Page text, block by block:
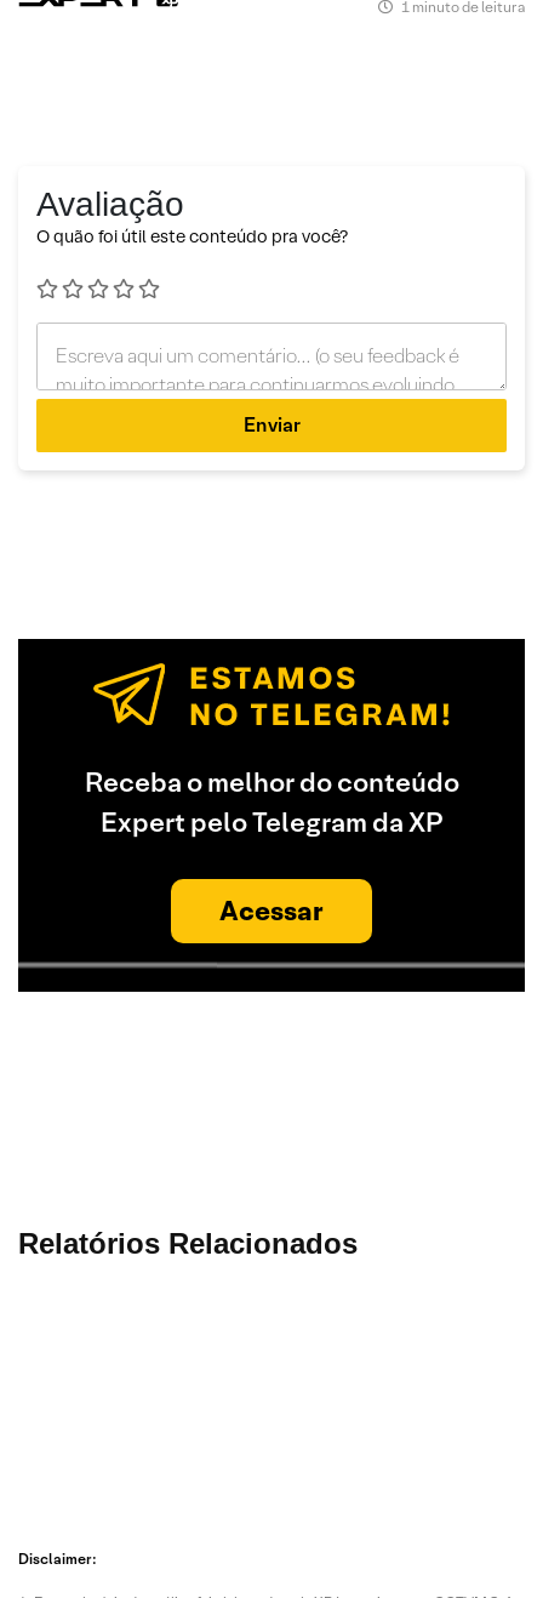
1 minuto de leitura
Avaliação
O quão foi útil este conteúdo pra você?
Enviar
Receba o melhor do conteúdo
Expert pelo Telegram da XP
Acessar
Relatórios Relacionados
Disclaimer: